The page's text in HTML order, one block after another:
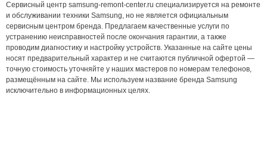
Сервисный центр samsung-remont-center.ru специализируется на ремонте
и обслуживании техники Samsung, но не является официальным
сервисным центром бренда. Предлагаем качественные услуги по
устранению неисправностей после окончания гарантии, а также
проводим диагностику и настройку устройств. Указанные на сайте цены
носят предварительный характер и не считаются публичной офертой —
точную стоимость уточняйте у наших мастеров по номерам телефонов,
размещённым на сайте. Мы используем название бренда Samsung
исключительно в информационных целях.